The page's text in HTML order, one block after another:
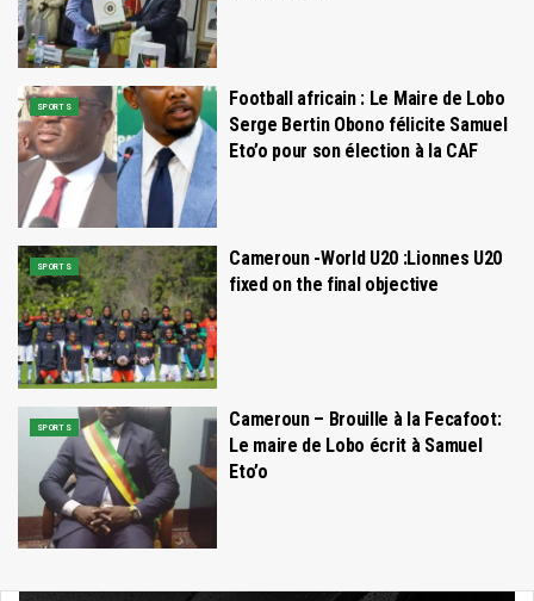
SPORTS
Football africain : Le Maire de Lobo
Serge Bertin Obono félicite Samuel
Eto’o pour son élection à la CAF
SPORTS
Cameroun -World U20 :Lionnes U20
fixed on the final objective
SPORTS
Cameroun – Brouille à la Fecafoot:
Le maire de Lobo écrit à Samuel
Eto’o